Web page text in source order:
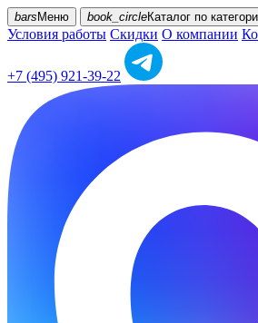
bars Меню book_circleКаталог по
Условия работы Скидки О компании
+7 (495) 921-39-22